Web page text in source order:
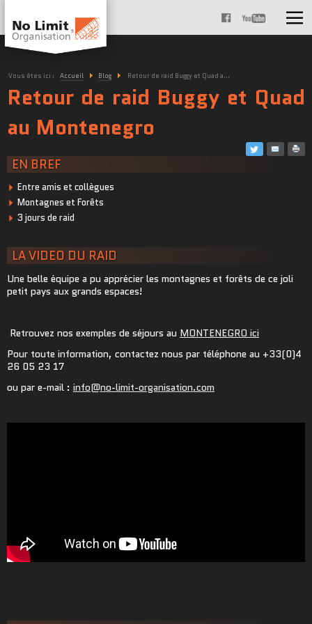
Vous êtes ici : Accueil Blog Retour de raid Buggy et Quad a...
Retour de raid Buggy et Quad
au Montenegro
EN BREF
Entre amis et collègues
Montagnes et Forêts
3 jours de raid
LA VIDEO DU RAID
Une belle équipe a pu apprécier les montagnes et forêts de ce joli
petit pays aux grands espaces!
Retrouvez nos exemples de séjours au MONTENEGRO ici
Pour toute information, contactez nous par téléphone au +33(0)4
26 05 23 17
ou par e-mail : info@no-limit-organisation.com